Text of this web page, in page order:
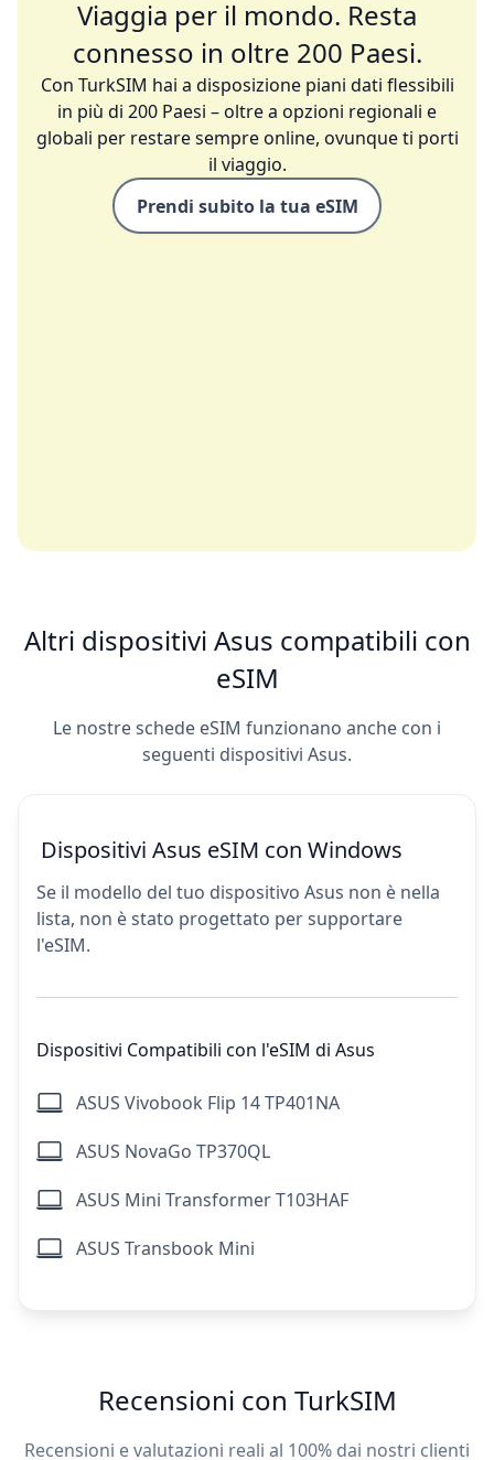
Viaggia per il mondo. Resta
connesso in oltre 200 Paesi.
Con TurkSIM hai a disposizione piani dati flessibili
in più di 200 Paesi – oltre a opzioni regionali e
globali per restare sempre online, ovunque ti porti
il viaggio.
Prendi subito la tua eSIM
Altri dispositivi Asus compatibili con
eSIM
Le nostre schede eSIM funzionano anche con i
seguenti dispositivi Asus.
Dispositivi Asus eSIM con Windows
Se il modello del tuo dispositivo Asus non è nella
lista, non è stato progettato per supportare
l'eSIM.
Dispositivi Compatibili con l'eSIM di Asus
ASUS Vivobook Flip 14 TP401NA
ASUS NovaGo TP370QL
ASUS Mini Transformer T103HAF
ASUS Transbook Mini
Recensioni con TurkSIM
Recensioni e valutazioni reali al 100% dai nostri clienti